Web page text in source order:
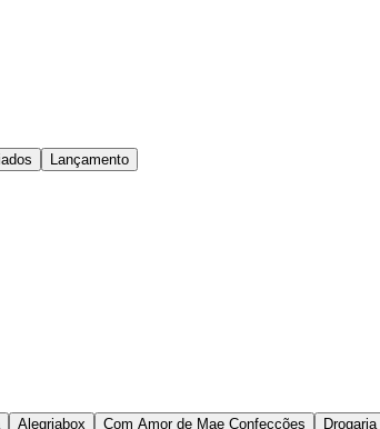
Lançamento
Alegriabox Com Amor de Mae Confecções